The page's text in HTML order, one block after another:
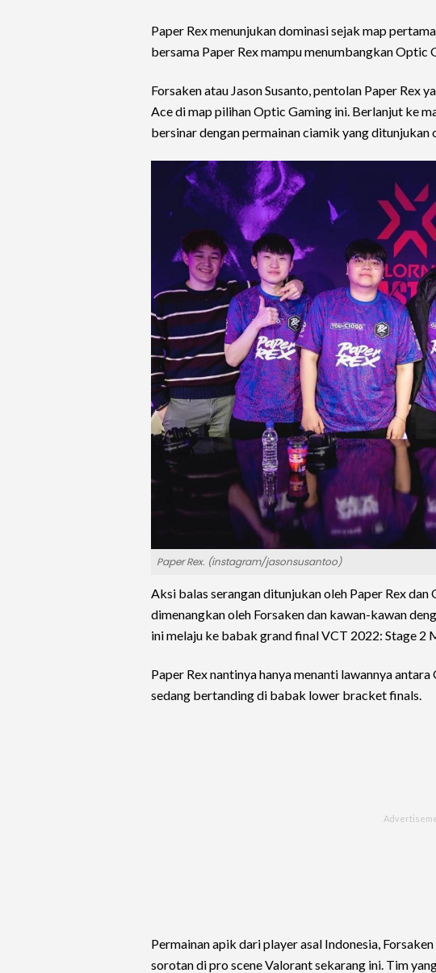
Paper Rex menunjukan dominasi sejak map
bersama Paper Rex mampu menumbangkan Optic
Forsaken atau Jason Susanto, pentolan Paper Rex
Ace di map pilihan Optic Gaming ini. Berlanjut ke
bersinar dengan permainan ciamik yang ditunjukan
Paper Rex. (instagram/jasonsusantoo)
Aksi balas serangan ditunjukan oleh Paper Rex
dimenangkan oleh Forsaken dan kawan-kawan
ini melaju ke babak grand final VCT 2022: Stage 2
Paper Rex nantinya hanya menanti lawannya
sedang bertanding di babak lower bracket finals.
Permainan apik dari player asal Indonesia,
sorotan di pro scene Valorant sekarang ini. Tim